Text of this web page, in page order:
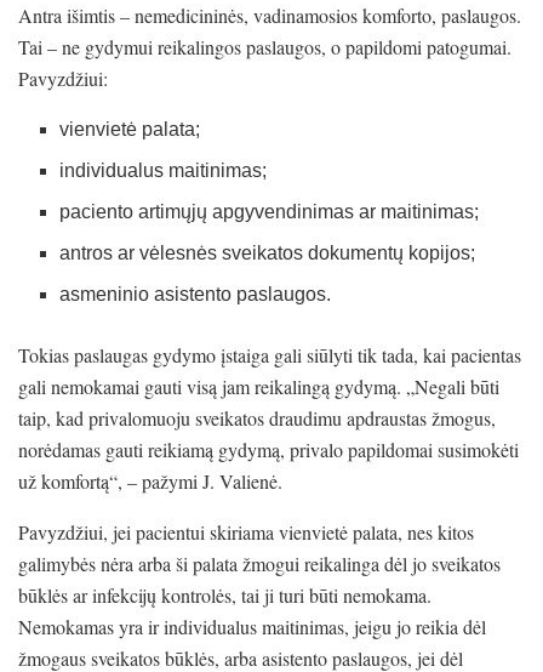
Antra išimtis – nemedicininės, vadinamosios komforto, paslaugos.
Tai – ne gydymui reikalingos paslaugos, o papildomi patogumai.
Pavyzdžiui:
vienvietė palata;
individualus maitinimas;
paciento artimųjų apgyvendinimas ar maitinimas;
antros ar vėlesnės sveikatos dokumentų kopijos;
asmeninio asistento paslaugos.
Tokias paslaugas gydymo įstaiga gali siūlyti tik tada, kai pacientas
gali nemokamai gauti visą jam reikalingą gydymą. „Negali būti
taip, kad privalomuoju sveikatos draudimu apdraustas žmogus,
norėdamas gauti reikiamą gydymą, privalo papildomai susimokėti
už komfortą“, – pažymi J. Valienė.
Pavyzdžiui, jei pacientui skiriama vienvietė palata, nes kitos
galimybės nėra arba ši palata žmogui reikalinga dėl jo sveikatos
būklės ar infekcijų kontrolės, tai ji turi būti nemokama.
Nemokamas yra ir individualus maitinimas, jeigu jo reikia dėl
žmogaus sveikatos būklės, arba asistento paslaugos, jei dėl